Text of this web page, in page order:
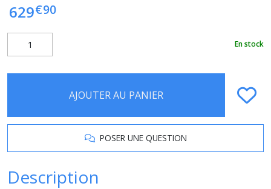
629€90
En stock
AJOUTER AU PANIER
POSER UNE QUESTION
Description